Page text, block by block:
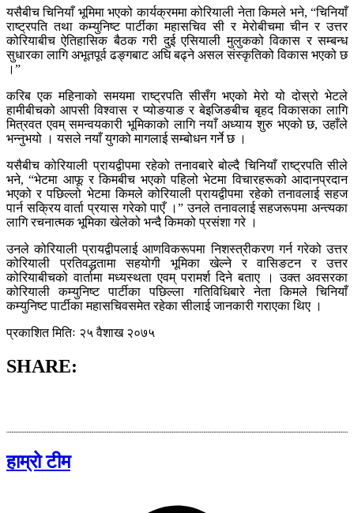
यसैबीच चिनियाँ भूमिमा भएको कार्यक्रममा कोरियाली नेता किमले भने, “चिनियाँ
राष्ट्रपति तथा कम्युनिष्ट पार्टीका महासचिव सी र मेरोबीचमा चीन र उत्तर
कोरियाबीच ऐतिहासिक बैठक गरी दुई एसियाली मुलुकको विकास र सम्बन्ध
सुधारका लागि अभूतपूर्व ढङ्गबाट अघि बढ्ने असल संस्कृतिको विकास भएको छ
।”
करिब एक महिनाको समयमा राष्ट्रपति सीसँग भएको मेरो यो दोस्रो भेटले
हामीबीचको आपसी विश्वास र प्योङयाङ र बेइजिङबीच बृहद विकासका लागि
मित्रवत एवम् समन्वयकारी भूमिकाको लागि नयाँ अध्याय शुरु भएको छ, उहाँले
भन्नुभयो । यसले नयाँ युगको मागलाई सम्बोधन गर्ने छ ।
यसैबीच कोरियाली प्रायद्वीपमा रहेको तनावबारे बोल्दै चिनियाँ राष्ट्रपति सीले
भने, “भेटमा आफू र किमबीच भएको पहिलो भेटमा विचारहरूको आदानप्रदान
भएको र पछिल्लो भेटमा किमले कोरियाली प्रायद्वीपमा रहेको तनावलाई सहज
पार्न सक्रिय वार्ता प्रयास गरेको पाएँ ।” उनले तनावलाई सहजरूपमा अन्त्यका
लागि रचनात्मक भूमिका खेलेको भन्दै किमको प्रसंशा गरे ।
उनले कोरियाली प्रायद्वीपलाई आणविकरूपमा निशस्त्रीकरण गर्न गरेको उत्तर
कोरियाली प्रतिवद्धतामा सहयोगी भूमिका खेल्ने र वासिङटन र उत्तर
कोरियाबीचको वार्तामा मध्यस्थता एवम् परामर्श दिने बताए । उक्त अवसरका
कोरियाली कम्युनिष्ट पार्टीका पछिल्ला गतिविधिबारे नेता किमले चिनियाँ
कम्युनिष्ट पार्टीका महासचिवसमेत रहेका सीलाई जानकारी गराएका थिए ।
प्रकाशित मितिः २५ वैशाख २०७५
SHARE:
हाम्रो टीम